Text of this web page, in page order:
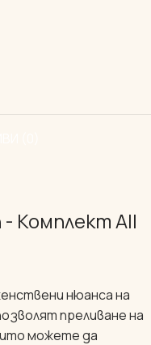
- Комплект All
нюанса на
преливане на
можете да